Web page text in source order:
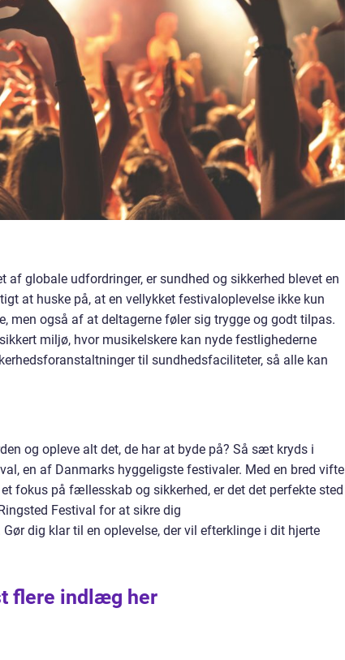
globale udfordringer, er sundhed og sikkerhed blevet en
at huske på, at en vellykket festivaloplevelse ikke kun
også af at deltagerne føler sig trygge og godt tilpas.
miljø, hvor musikelskere kan nyde festlighederne
til sundhedsfaciliteter, så alle kan
og opleve alt det, de har at byde på? Så sæt kryds i
en af Danmarks hyggeligste festivaler. Med en bred vifte
fokus på fællesskab og sikkerhed, er det det perfekte sted
Festival for at sikre dig
Gør dig klar til en oplevelse, der vil efterklinge i dit hjerte
flere indlæg her